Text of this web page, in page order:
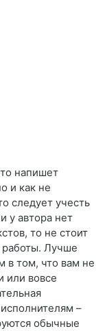
напишет
и как не
следует учесть
у автора нет
то не стоит
работы. Лучше
в том, что вам не
или вовсе
–
обычные